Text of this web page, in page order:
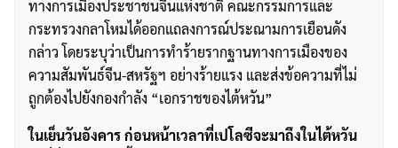
ทางการเมืองประชาชนจีนแห่งชาติ คณะกรรมการและ
กระทรวงกลาโหมได้ออกแถลงการณ์ประณามการเยือนดัง
กล่าว โดยระบุว่าเป็นการทำร้ายรากฐานทางการเมืองของ
ความสัมพันธ์จีน-สหรัฐฯ อย่างร้ายแรง และส่งข้อความที่ไม่
ถูกต้องไปยังกองกำลัง “เอกราชของไต้หวัน”
ในเย็นวันอังคาร ก่อนหน้าเวลาที่เปโลซีจะมาถึงในไต้หวัน